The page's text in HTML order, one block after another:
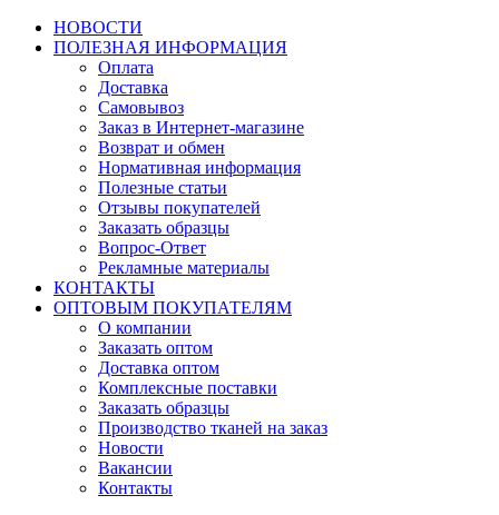
НОВОСТИ
ПОЛЕЗНАЯ ИНФОРМАЦИЯ
Оплата
Доставка
Самовывоз
Заказ в Интернет-магазине
Возврат и обмен
Нормативная информация
Полезные статьи
Отзывы покупателей
Заказать образцы
Вопрос-Ответ
Рекламные материалы
КОНТАКТЫ
ОПТОВЫМ ПОКУПАТЕЛЯМ
О компании
Заказать оптом
Доставка оптом
Комплексные поставки
Заказать образцы
Производство тканей на заказ
Новости
Вакансии
Контакты